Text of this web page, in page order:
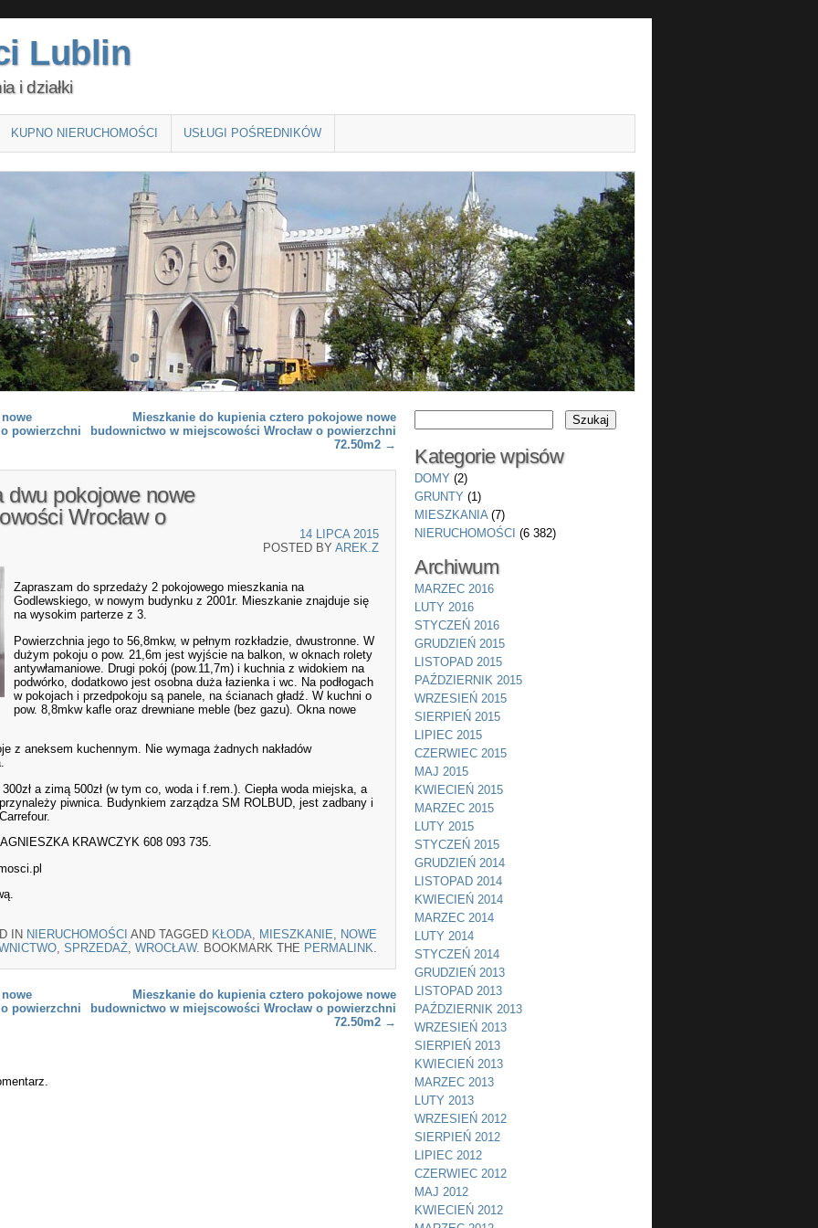
Lublin
i działki
KUPNO NIERUCHOMOŚCI USŁUGI POŚREDNIKÓW
powierzchni
Mieszkanie do kupienia cztero pokojowe nowe
budownictwo w miejscowości Wrocław o powierzchni
72.50m2 →
dwu pokojowe nowe
Wrocław o
14 LIPCA 2015
POSTED BY AREK.Z
Zapraszam do sprzedaży 2 pokojowego mieszkania na
Godlewskiego, w nowym budynku z 2001r. Mieszkanie znajduje się
na wysokim parterze z 3.
Powierzchnia jego to 56,8mkw, w pełnym rozkładzie, dwustronne. W
dużym pokoju o pow. 21,6m jest wyjście na balkon, w oknach rolety
antywłamaniowe. Drugi pokój (pow.11,7m) i kuchnia z widokiem na
podwórko, dodatkowo jest osobna duża łazienka i wc. Na podłogach
w pokojach i przedpokoju są panele, na ścianach gładź. W kuchni o
pow. 8,8mkw kafle oraz drewniane meble (bez gazu). Okna nowe
z aneksem kuchennym. Nie wymaga żadnych nakładów
a zimą 500zł (w tym co, woda i f.rem.). Ciepła woda miejska, a
piwnica. Budynkiem zarządza SM ROLBUD, jest zadbany i
KRAWCZYK 608 093 735.
IN NIERUCHOMOŚCI AND TAGGED KŁODA MIESZKANIE
NOWE
SPRZEDAŻ WROCŁAW. BOOKMARK THE PERMALINK
powierzchni
Mieszkanie do kupienia cztero pokojowe nowe
budownictwo w miejscowości Wrocław o powierzchni
72.50m2 →
Kategorie wpisów
DOMY (2)
GRUNTY (1)
MIESZKANIA(7)
NIERUCHOMOŚCI (6 382)
Archiwum
MARZEC 2016
LUTY 2016
STYCZEŃ 2016
GRUDZIEŃ 2015
LISTOPAD 2015
PAŹDZIERNIK 2015
WRZESIEŃ 2015
SIERPIEŃ 2015
LIPIEC 2015
CZERWIEC 2015
MAJ 2015
KWIECIEŃ 2015
MARZEC 2015
LUTY 2015
STYCZEŃ 2015
GRUDZIEŃ 2014
LISTOPAD 2014
KWIECIEŃ 2014
MARZEC 2014
LUTY 2014
STYCZEŃ 2014
GRUDZIEŃ 2013
LISTOPAD 2013
PAŹDZIERNIK 2013
WRZESIEŃ 2013
SIERPIEŃ 2013
KWIECIEŃ 2013
MARZEC 2013
LUTY 2013
WRZESIEŃ 2012
SIERPIEŃ 2012
LIPIEC 2012
CZERWIEC 2012
MAJ 2012
KWIECIEŃ 2012